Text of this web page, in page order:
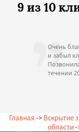
9 из 10
Очень
и забыл
течении
Главная -> Вскрытие
области-